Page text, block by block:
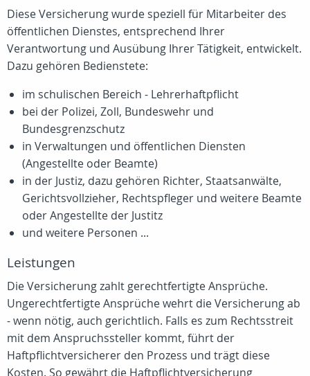
Diese Versicherung wurde speziell für Mitarbeiter des
öffentlichen Dienstes, entsprechend Ihrer
Verantwortung und Ausübung Ihrer Tätigkeit, entwickelt.
Dazu gehören Bedienstete:
im schulischen Bereich - Lehrerhaftpflicht
bei der Polizei, Zoll, Bundeswehr und
Bundesgrenzschutz
in Verwaltungen und öffentlichen Diensten
(Angestellte oder Beamte)
in der Justiz, dazu gehören Richter, Staatsanwälte,
Gerichtsvollzieher, Rechtspfleger und weitere Beamte
oder Angestellte der Justitz
und weitere Personen ...
Leistungen
Die Versicherung zahlt gerechtfertigte Ansprüche.
Ungerechtfertigte Ansprüche wehrt die Versicherung ab
- wenn nötig, auch gerichtlich. Falls es zum Rechtsstreit
mit dem Anspruchssteller kommt, führt der
Haftpflichtversicherer den Prozess und trägt diese
Kosten. So gewährt die Haftpflichtversicherung